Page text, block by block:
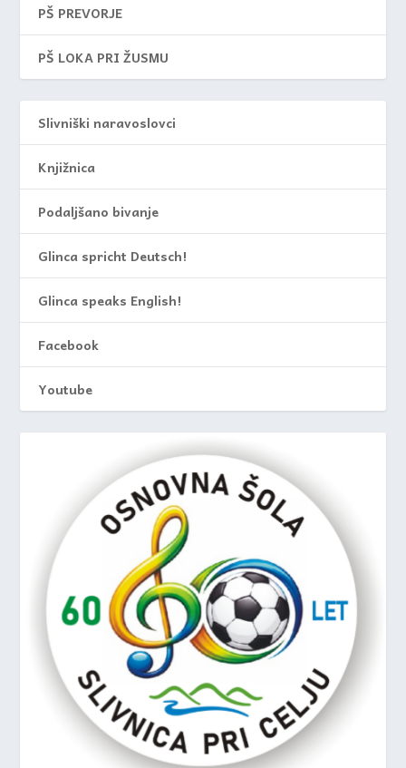
PŠ PREVORJE
PŠ LOKA PRI ŽUSMU
Slivniški naravoslovci
Knjižnica
Podaljšano bivanje
Glinca spricht Deutsch!
Glinca speaks English!
Facebook
Youtube